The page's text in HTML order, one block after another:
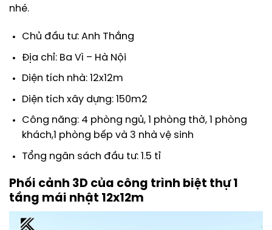
nhé.
Chủ đầu tư: Anh Thắng
Địa chỉ: Ba Vì – Hà Nội
Diện tích nhà: 12x12m
Diện tích xây dựng: 150m2
Công năng: 4 phòng ngủ, 1 phòng thờ, 1 phòng
khách,1 phòng bếp và 3 nhà vệ sinh
Tổng ngân sách đầu tư: 1.5 tỉ
Phối cảnh 3D của công trình biệt thự 1
tầng mái nhật 12x12m